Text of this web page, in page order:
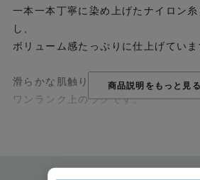
一本一本丁寧に染め上げたナイロン
し、
ボリューム感たっぷりに仕上げていま
滑らかな肌触りと上品な艶が特徴の、
ワンランク上のラグです。
・弾力性があり、形態安定性に優れ